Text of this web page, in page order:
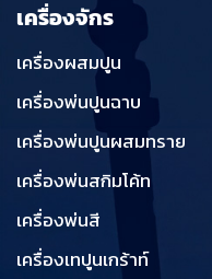
เครื่องจักร
เครื่องผสมปูน
เครื่องพ่นปูนฉาบ
เครื่องพ่นปูนผสมทราย
เครื่องพ่นสกิมโค้ท
เครื่องพ่นสี
เครื่องเทปูนเกร้าท์